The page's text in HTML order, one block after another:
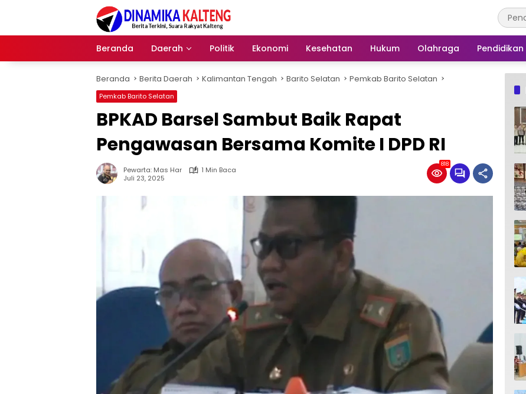
Beranda
Daerah Politik Ekonomi Kesehatan Hukum Olahraga Pendidikan
Beranda Berita Daerah Kalimantan Tengah Barito Selatan Pemkab Barito Selatan
Pemkab Barito Selatan
BPKAD Barsel Sambut Baik Rapat
Pengawasan Bersama Komite I DPD RI
Pewarta: Mas Har
1 Min Baca
Juli 23, 2025
818